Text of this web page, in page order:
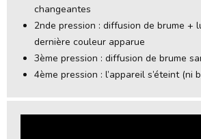
changeantes
2nde pression : diffusion de brume +
dernière couleur apparue
3ème pression : diffusion de brume
4ème pression : l’appareil s’éteint (ni